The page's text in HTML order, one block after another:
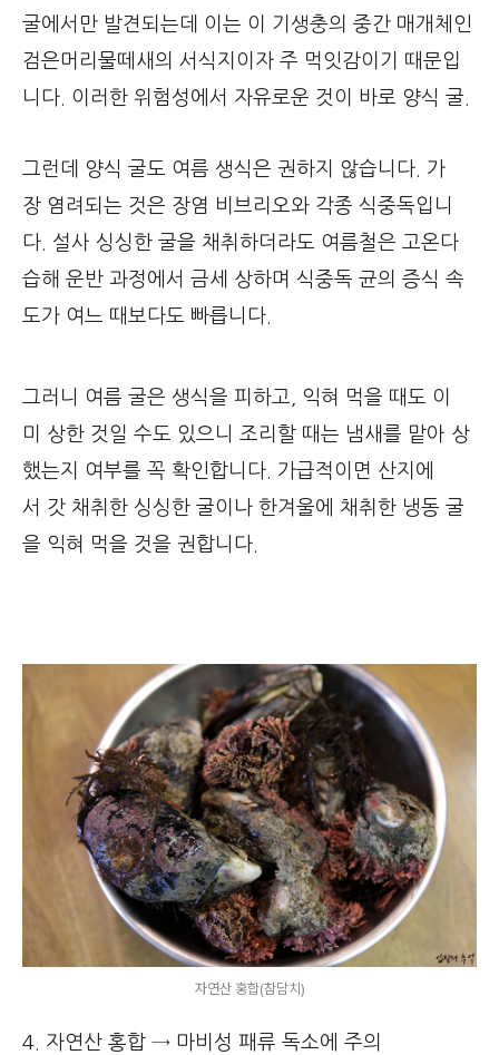
굴에서만 발견되는데 이는 이 기생충의 중간 매개체인
검은머리물떼새의 서식지이자 주 먹잇감이기 때문입
니다. 이러한 위험성에서 자유로운 것이 바로 양식 굴.
그런데 양식 굴도 여름 생식은 권하지 않습니다. 가
장 염려되는 것은 장염 비브리오와 각종 식중독입니
다. 설사 싱싱한 굴을 채취하더라도 여름철은 고온다
습해 운반 과정에서 금세 상하며 식중독 균의 증식 속
도가 여느 때보다도 빠릅니다.
그러니 여름 굴은 생식을 피하고, 익혀 먹을 때도 이
미 상한 것일 수도 있으니 조리할 때는 냄새를 맡아 상
했는지 여부를 꼭 확인합니다. 가급적이면 산지에
서 갓 채취한 싱싱한 굴이나 한겨울에 채취한 냉동 굴
을 익혀 먹을 것을 권합니다.
자연산 홍합(참담치)
4. 자연산 홍합 → 마비성 패류 독소에 주의